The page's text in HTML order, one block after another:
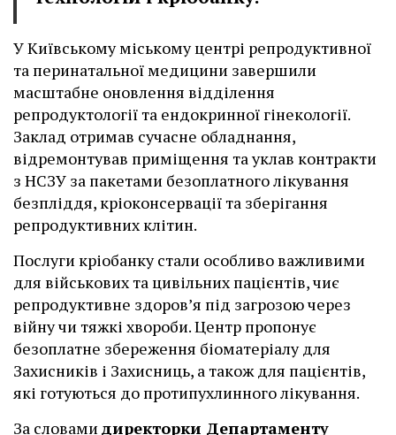
У Київському міському центрі репродуктивної
та перинатальної медицини завершили
масштабне оновлення відділення
репродуктології та ендокринної гінекології.
Заклад отримав сучасне обладнання,
відремонтував приміщення та уклав контракти
з НСЗУ за пакетами безоплатного лікування
безпліддя, кріоконсервації та зберігання
репродуктивних клітин.
Послуги кріобанку стали особливо важливими
для військових та цивільних пацієнтів, чиє
репродуктивне здоров’я під загрозою через
війну чи тяжкі хвороби. Центр пропонує
безоплатне збереження біоматеріалу для
Захисників і Захисниць, а також для пацієнтів,
які готуються до протипухлинного лікування.
За словами директорки Департаменту